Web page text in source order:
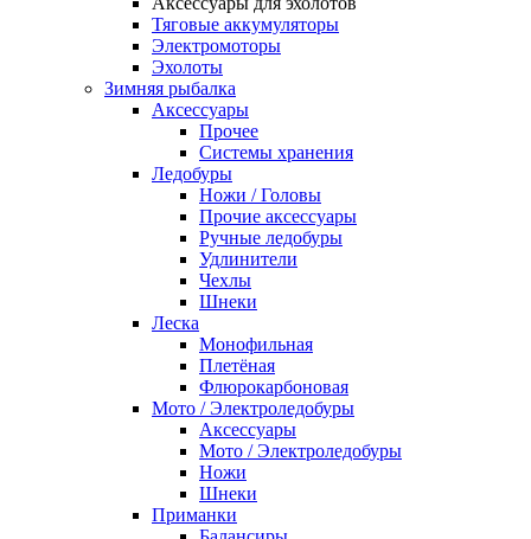
Тяговые аккумуляторы
Электромоторы
Эхолоты
Зимняя рыбалка
Аксессуары
Прочее
Системы хранения
Ледобуры
Ножи / Головы
Прочие аксессуары
Ручные ледобуры
Удлинители
Чехлы
Шнеки
Леска
Монофильная
Плетёная
Флюрокарбоновая
Мото / Электроледобуры
Аксесcуары
Мото / Электроледобуры
Ножи
Шнеки
Приманки